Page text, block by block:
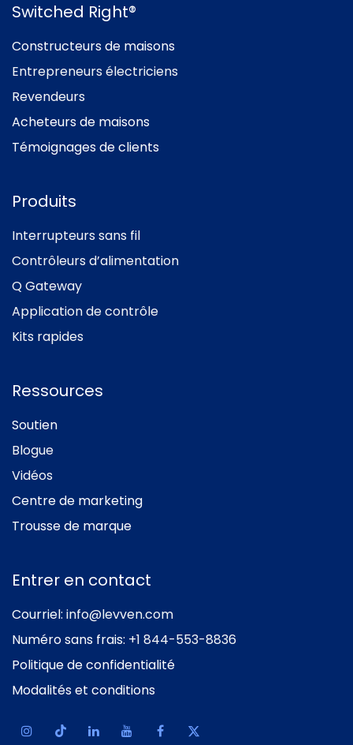
Switched Right®
Constructeurs de maisons
Entrepreneurs électriciens
Revendeurs
Acheteurs de maisons
Témoignages de clients
Produits
Interrupteurs sans fil
Contrôleurs d’alimentation
Q Gateway
Application de contrôle
Kits rapides
Ressources
Soutien
Blogue
Vidéos
Centre de marketing
Trousse de marque
Entrer en contact
Courriel: info@levven.com
Numéro sans frais: +1 844-553-8836
Politique de confidentialité
Modalités et conditions